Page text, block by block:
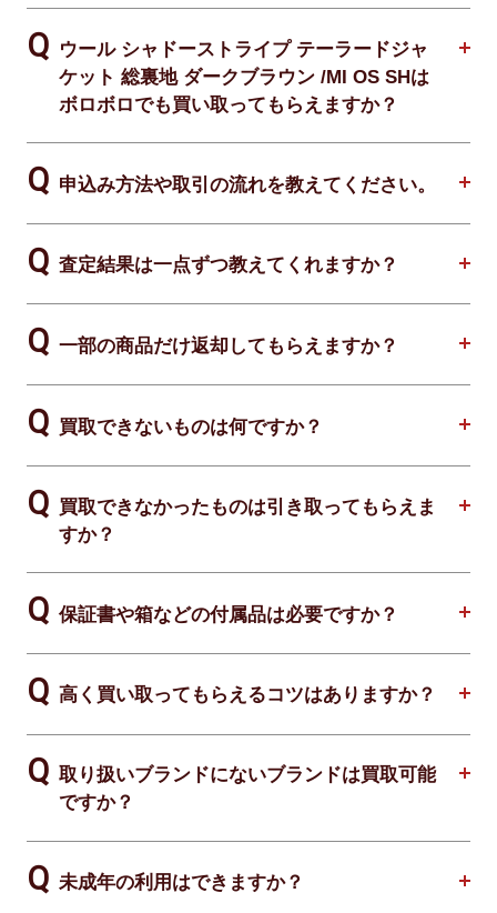
ウール シャドーストライプ テーラードジャ
ケット 総裏地 ダークブラウン /MI OS SHは
ボロボロでも買い取ってもらえますか？
申込み方法や取引の流れを教えてください。
査定結果は一点ずつ教えてくれますか？
一部の商品だけ返却してもらえますか？
買取できないものは何ですか？
買取できなかったものは引き取ってもらえま
すか？
保証書や箱などの付属品は必要ですか？
高く買い取ってもらえるコツはありますか？
取り扱いブランドにないブランドは買取可能
ですか？
未成年の利用はできますか？